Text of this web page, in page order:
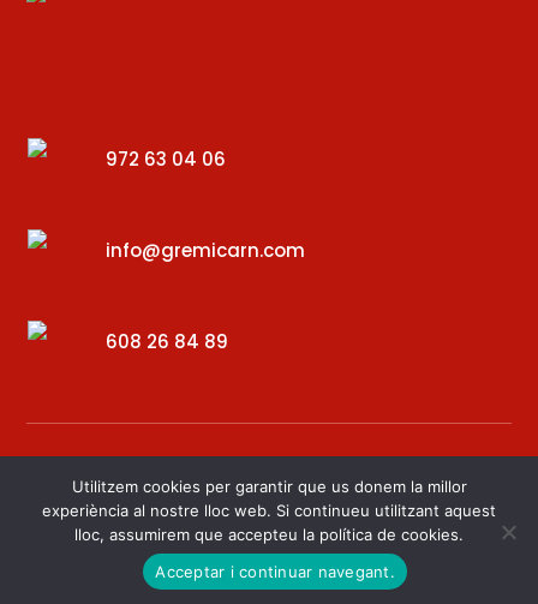
972 63 04 06
info@gremicarn.com
608 26 84 89
Desenvolupat per – Digital34
Utilitzem cookies per garantir que us donem la millor
experiència al nostre lloc web. Si continueu utilitzant aquest
lloc, assumirem que accepteu la política de cookies.
Acceptar i continuar navegant.